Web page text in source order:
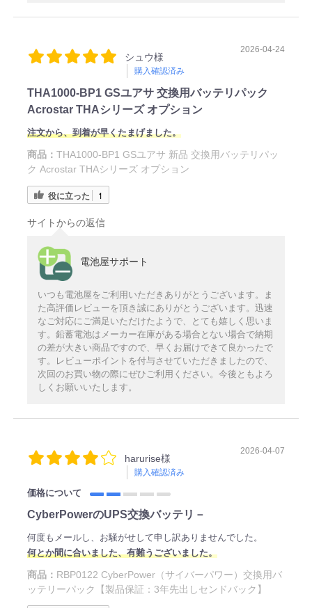
シュウ様
購入確認済み
2026-04-24
THA1000-BP1 GSユアサ 交換用バッテリパック
Acrostar THAシリーズ オプション
注文から、到着が早くたまげました。
商品： THA1000-BP1 GSユアサ 新品 交換用バッテリパッ
ク Acrostar THAシリーズ オプション
役に立った 1
サイトからの返信
電池屋サポート
いつも電池屋をご利用いただきありがとうございます。ま
た高評価レビューを頂き誠にありがとうございます。迅速
なご対応にご満足いただけたようで、とても嬉しく思いま
す。鉛蓄電池はメーカー在庫がある場合とない場合で納期
の差が大きい商品ですので、早くお届けできて良かったで
す。レビューポイントを付与させていただきましたので、
次回のお買い物の際にぜひご利用ください。今後ともよろ
しくお願いいたします。
harurise様
購入確認済み
2026-04-07
価格について
CyberPowerのUPS交換バッテリ－
何度もメールし、お騒がせして申し訳ありませんでした。
何とか間に合いました、有難うございました。
商品： RBP0122 CyberPower（サイバーパワー）交換用バ
ッテリーパック【製品保証：3年先出しセンドバック】